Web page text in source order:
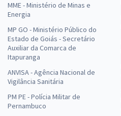
MME - Ministério de Minas e
Energia
MP GO - Ministério Público do
Estado de Goiás - Secretário
Auxiliar da Comarca de
Itapuranga
ANVISA - Agência Nacional de
Vigilância Sanitária
PM PE - Polícia Militar de
Pernambuco